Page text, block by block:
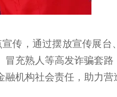
传，通过摆放宣传展
充熟人等高发诈骗套
机构社会责任，助力